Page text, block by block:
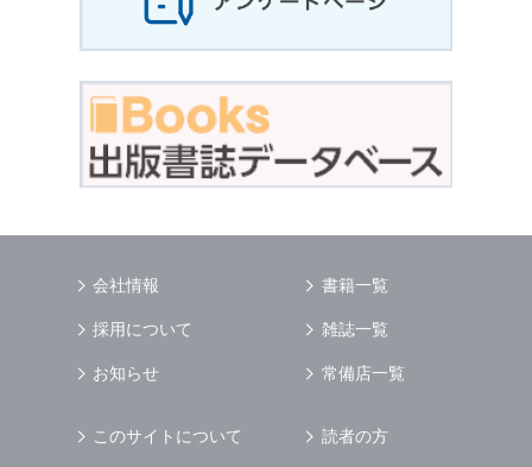
会社情報
採用について
お知らせ
書籍一覧
雑誌一覧
常備店一覧
このサイトについて 読者の方